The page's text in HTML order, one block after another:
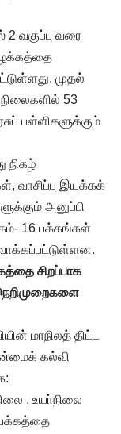
2 வகுப்பு வரை
முதல்
நிலைகளில் 53
பள்ளிகளுக்கும்
நிகழ்
வாசிப்பு இயக்கக்
அனுப்பி
16 பக்கங்கள்
சிறப்பாக
மாநிலத் திட்ட
கல்வி
, உயா்நிலை